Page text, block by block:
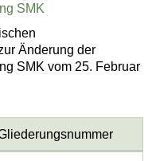
SMK
Änderung der
SMK vom 25. Februar